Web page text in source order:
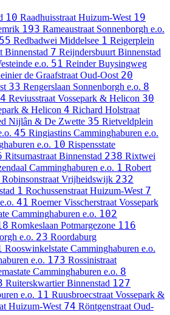
10 Raadhuisstraat Huizum-West 19
193 Rameaustraat Sonnenborgh e.o.
55 Redbadwei Middelsee 1 Reigerplein
Binnenstad 7 Reijndersbuurt Binnenstad
e.o. 51 Reinder Buysingweg
de Graafstraat Oud-Oost 20
33 Rengerslaan Sonnenborgh e.o. 8
Reviusstraat Vossepark & Helicon 30
& Helicon 4 Richard Holstraat
Nijlân & De Zwette 35 Rietveldplein
45 Ringiastins Camminghaburen e.o.
e.o. 10 Rispensstate
Ritsumastraat Binnenstad 238 Rixtwei
Camminghaburen e.o. 1 Robert
Robinsonstraat Vrijheidswijk 232
1 Rochussenstraat Huizum-West 7
41 Roemer Visscherstraat Vossepark
Camminghaburen e.o. 102
Romkeslaan Potmargezone 116
e.o. 23 Roordaburg
Rooswinkelstate Camminghaburen e.o.
e.o. 173 Rossinistraat
Camminghaburen e.o. 8
Ruiterskwartier Binnenstad 127
e.o. 11 Ruusbroecstraat Vossepark &
Huizum-West 74 Röntgenstraat Oud-